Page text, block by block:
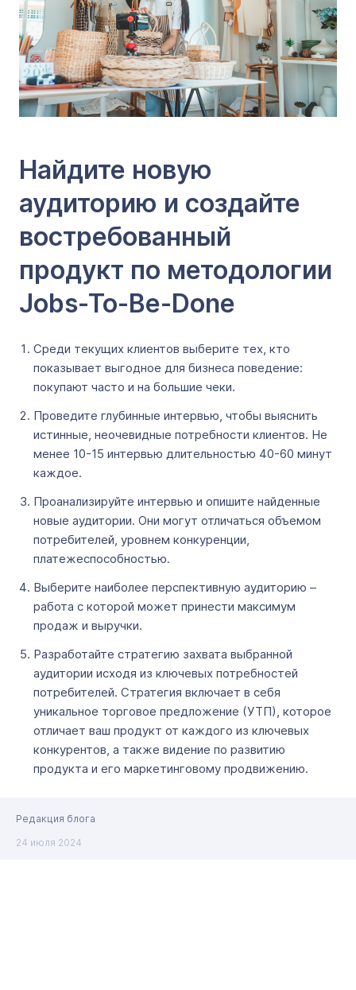
Найдите новую
аудиторию и создайте
востребованный
продукт по методологии
Jobs-To-Be-Done
Среди текущих клиентов выберите тех, кто
показывает выгодное для бизнеса поведение:
покупают часто и на большие чеки.
Проведите глубинные интервью, чтобы выяснить
истинные, неочевидные потребности клиентов. Не
менее 10-15 интервью длительностью 40-60 минут
каждое.
Проанализируйте интервью и опишите найденные
новые аудитории. Они могут отличаться объемом
потребителей, уровнем конкуренции,
платежеспособностью.
Выберите наиболее перспективную аудиторию –
работа с которой может принести максимум
продаж и выручки.
Разработайте стратегию захвата выбранной
аудитории исходя из ключевых потребностей
потребителей. Стратегия включает в себя
уникальное торговое предложение (УТП), которое
отличает ваш продукт от каждого из ключевых
конкурентов, а также видение по развитию
продукта и его маркетинговому продвижению.
Редакция блога
24 июля 2024